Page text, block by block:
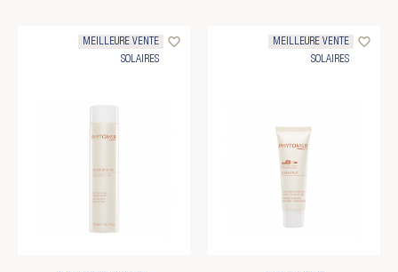
MEILLEURE VENTE
SOLAIRES
favorite_border
MEILLEURE VENTE
SOLAIRES
favorite_border